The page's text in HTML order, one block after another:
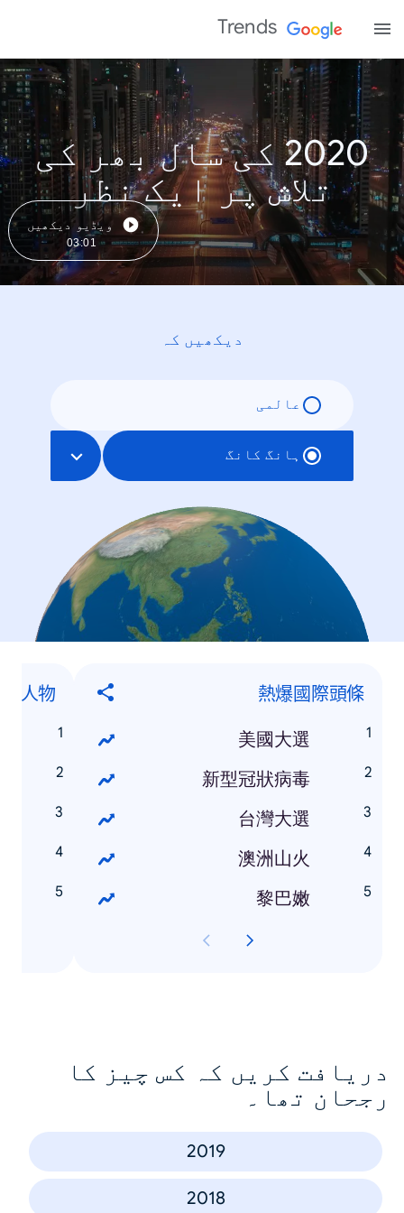
Trends
2020 کی سال بھر کی
تلاش پر ایک نظر
ویڈیو دیکھیں
03:01
دیکھیں کہ
عالمی
ہانگ کانگ
熱爆國際頭條
美國大選
新型冠狀病毒
台灣大選
澳洲山火
黎巴嫩
人物
دریافت کریں کہ کس چیز کا
رجحان تھا۔
2019
2018